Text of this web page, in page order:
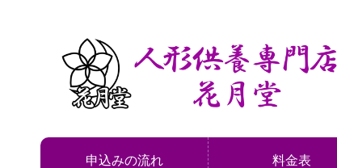
申込みの流れ 料金表